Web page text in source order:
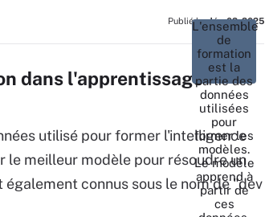
Publié le:déc. 02, 2025
dans l'apprentissage
utilisé pour former l'intelligence
meilleur modèle pour résoudre un
connus sous le nom de "dev
L'ensemble
de
formation
est la
partie des
données
utilisées
pour
former les
modèles.
Le modèle
apprend à
partir de
ces